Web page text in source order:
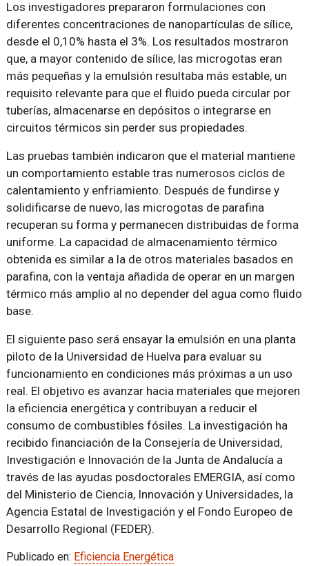
Los investigadores prepararon formulaciones con
diferentes concentraciones de nanopartículas de sílice,
desde el 0,10% hasta el 3%. Los resultados mostraron
que, a mayor contenido de sílice, las microgotas eran
más pequeñas y la emulsión resultaba más estable, un
requisito relevante para que el fluido pueda circular por
tuberías, almacenarse en depósitos o integrarse en
circuitos térmicos sin perder sus propiedades.
Las pruebas también indicaron que el material mantiene
un comportamiento estable tras numerosos ciclos de
calentamiento y enfriamiento. Después de fundirse y
solidificarse de nuevo, las microgotas de parafina
recuperan su forma y permanecen distribuidas de forma
uniforme. La capacidad de almacenamiento térmico
obtenida es similar a la de otros materiales basados en
parafina, con la ventaja añadida de operar en un margen
térmico más amplio al no depender del agua como fluido
base.
El siguiente paso será ensayar la emulsión en una planta
piloto de la Universidad de Huelva para evaluar su
funcionamiento en condiciones más próximas a un uso
real. El objetivo es avanzar hacia materiales que mejoren
la eficiencia energética y contribuyan a reducir el
consumo de combustibles fósiles. La investigación ha
recibido financiación de la Consejería de Universidad,
Investigación e Innovación de la Junta de Andalucía a
través de las ayudas posdoctorales EMERGIA, así como
del Ministerio de Ciencia, Innovación y Universidades, la
Agencia Estatal de Investigación y el Fondo Europeo de
Desarrollo Regional (FEDER).
Publicado en: Eficiencia Energética